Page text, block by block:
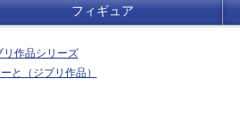
フィギュア
リ作品シリーズ
と（ジブリ作品）